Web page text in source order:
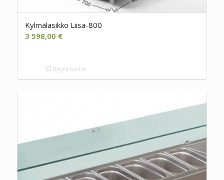
Kylmälasikko Liisa-800
3 598,00 €
Näytä tiedot